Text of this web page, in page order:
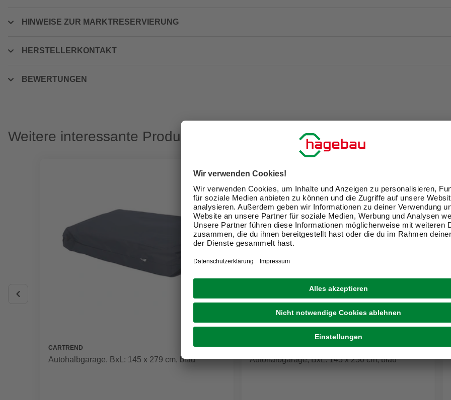
HINWEISE ZUR MARKTRESERVIERUNG
HERSTELLERKONTAKT
BEWERTUNGEN
Weitere interessante Produkte
CARTREND
Autohalbgarage, BxL: 145 x 279 cm, blau
CARTREND
Autohalbgarage, BxL: 145 x 250 cm, blau